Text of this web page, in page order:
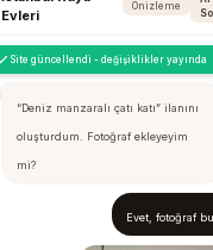
Evleri
Önizleme
Site güncellendi - değişiklikler yayında
“Deniz manzaralı çatı katı” ilanını
oluşturdum. Fotoğraf ekleyeyim
mi?
Evet, fotoğraf